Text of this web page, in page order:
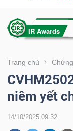
Trang chủ
niêm yết
14/10/2025 09:32
(-)
VIETSTOCK
CHỨNG